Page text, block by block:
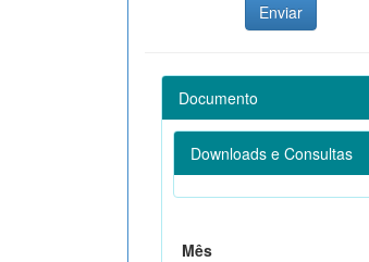
Documento
Downloads e Consultas
Mês